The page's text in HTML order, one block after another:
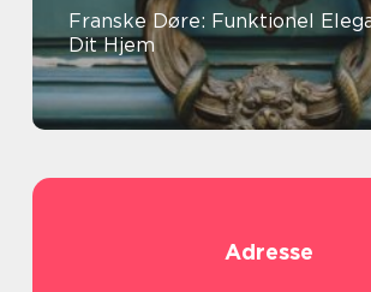
Franske Døre: Funktionel
Dit Hjem
Adresse